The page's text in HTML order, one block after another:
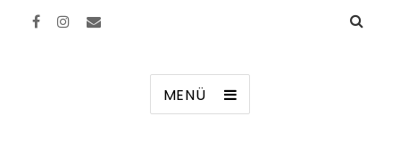
MENÜ